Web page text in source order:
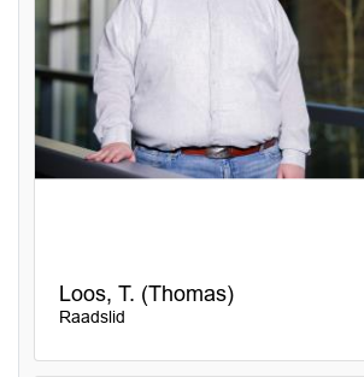
Loos, T. (Thomas)
Raadslid